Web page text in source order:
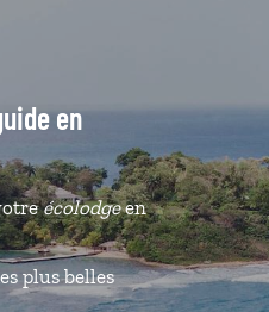
en
écolodgeen
plus belles